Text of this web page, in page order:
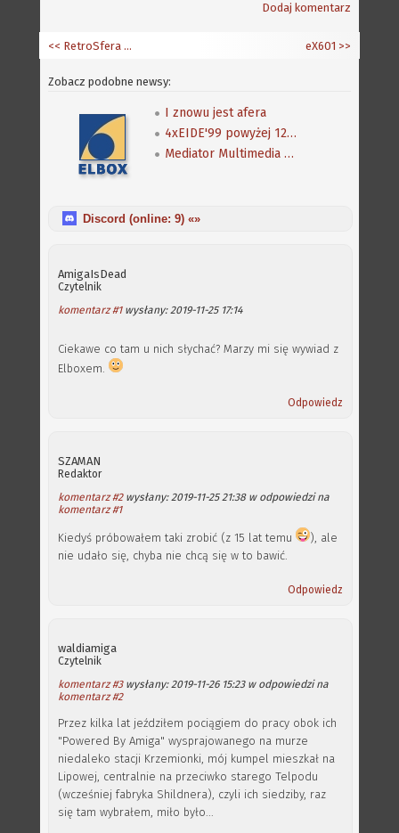
Dodaj komentarz
eX601 >>
<< RetroSfera 2019 - relacja
Zobacz podobne newsy:
I znowu jest afera
4xEIDE'99 powyżej 128 GB
Mediator Multimedia CD UP 2.0
Discord (online: 9) «»
AmigaIsDead
Czytelnik
komentarz #1wysłany: 2019-11-25 17:14
Ciekawe co tam u nich słychać? Marzy mi się wywiad z
Elboxem.
Odpowiedz
SZAMAN
Redaktor
komentarz #2wysłany: 2019-11-25 21:38 w odpowiedzi na
komentarz #1
Kiedyś próbowałem taki zrobić (z 15 lat temu
), ale
nie udało się, chyba nie chcą się w to bawić.
Odpowiedz
waldiamiga
Czytelnik
komentarz #3wysłany: 2019-11-26 15:23 w odpowiedzi na
komentarz #2
Przez kilka lat jeździłem pociągiem do pracy obok ich
"Powered By Amiga" wysprajowanego na murze
niedaleko stacji Krzemionki, mój kumpel mieszkał na
Lipowej, centralnie na przeciwko starego Telpodu
(wcześniej fabryka Shildnera), czyli ich siedziby, raz
się tam wybrałem, miło było...